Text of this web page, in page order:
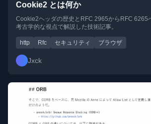
Cookie2 とは何か
Cookie2ヘッダの歴史とRFC 2965からRFC 6265
考古学的な視点で解説した技術記事。
http Rfc セキュリティ ブラウザ
Jxck